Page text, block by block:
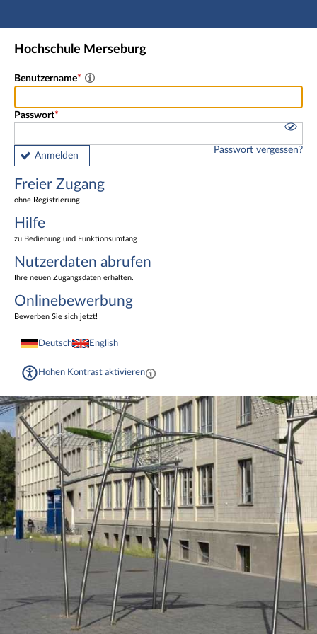
Hauptnavigation
Freier Zugang
Nutzerdaten abrufen
Fußzeile
Hochschule Merseburg
Benutzername
Passwort
Anmelden
Passwort vergessen?
Freier Zugang
ohne Registrierung
Hilfe
zu Bedienung und Funktionsumfang
Nutzerdaten abrufen
Ihre neuen Zugangsdaten erhalten.
Onlinebewerbung
Bewerben Sie sich jetzt!
Deutsch English
Hohen Kontrast aktivieren